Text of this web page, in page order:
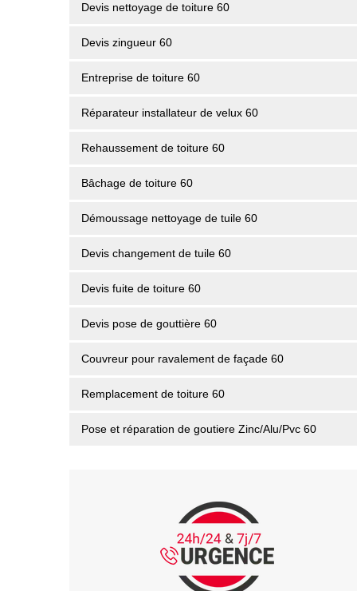
Devis nettoyage de toiture 60
Devis zingueur 60
Entreprise de toiture 60
Réparateur installateur de velux 60
Rehaussement de toiture 60
Bâchage de toiture 60
Démoussage nettoyage de tuile 60
Devis changement de tuile 60
Devis fuite de toiture 60
Devis pose de gouttière 60
Couvreur pour ravalement de façade 60
Remplacement de toiture 60
Pose et réparation de goutiere Zinc/Alu/Pvc 60